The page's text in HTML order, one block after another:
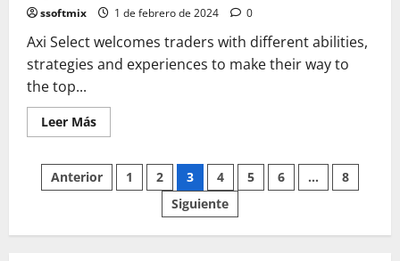
ssoftmix 1 de febrero de 2024 0
Axi Select welcomes traders with different abilities,
strategies and experiences to make their way to
the top...
Leer MásLeer
más
Login
Axi
Paginación
Anterior 1 2 3 4 5 6 …
8
Siguiente